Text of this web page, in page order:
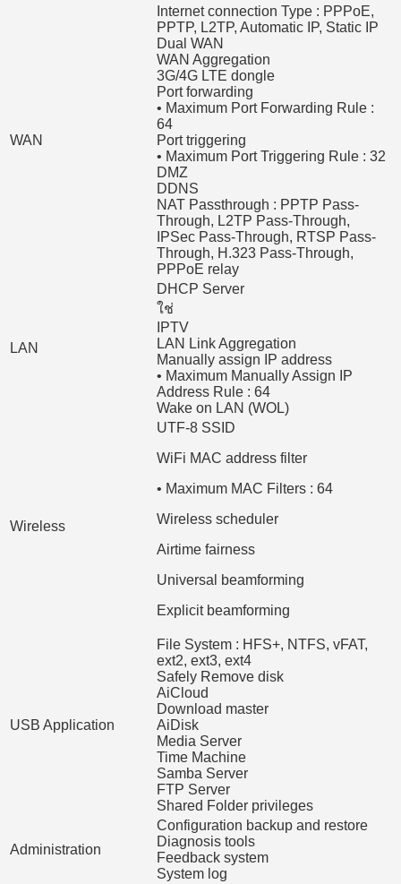
WAN
Internet connection Type : PPPoE,
PPTP, L2TP, Automatic IP, Static IP
Dual WAN
WAN Aggregation
3G/4G LTE dongle
Port forwarding
• Maximum Port Forwarding Rule :
64
Port triggering
• Maximum Port Triggering Rule : 32
DMZ
DDNS
NAT Passthrough : PPTP Pass-
Through, L2TP Pass-Through,
IPSec Pass-Through, RTSP Pass-
Through, H.323 Pass-Through,
PPPoE relay
LAN
DHCP Server
ใช่
IPTV
LAN Link Aggregation
Manually assign IP address
• Maximum Manually Assign IP
Address Rule : 64
Wake on LAN (WOL)
Wireless
UTF-8 SSID
WiFi MAC address filter
• Maximum MAC Filters : 64
Wireless scheduler
Airtime fairness
Universal beamforming
Explicit beamforming
USB Application
File System : HFS+, NTFS, vFAT,
ext2, ext3, ext4
Safely Remove disk
AiCloud
Download master
AiDisk
Media Server
Time Machine
Samba Server
FTP Server
Shared Folder privileges
Administration
Configuration backup and restore
Diagnosis tools
Feedback system
System log